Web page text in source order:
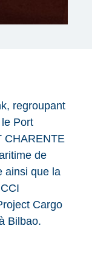
regroupant
Port
CHARENTE
de
ainsi que la
Cargo
Bilbao.